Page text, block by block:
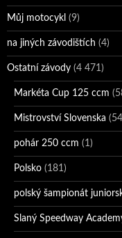
Můj motocykl (9)
na jiných závodištích (4)
Ostatní závody (4 471)
Markéta Cup 125 ccm
Mistrovství Slovenska
pohár 250 ccm (1)
Polsko (181)
polský šampionát
Slaný Speedway